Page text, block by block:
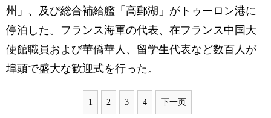
州」、及び総合補給艦「高郵湖」がトゥーロン港に
停泊した。フランス海軍の代表、在フランス中国大
使館職員および華僑華人、留学生代表など数百人が
埠頭で盛大な歓迎式を行った。
1 2 3 4 下一页